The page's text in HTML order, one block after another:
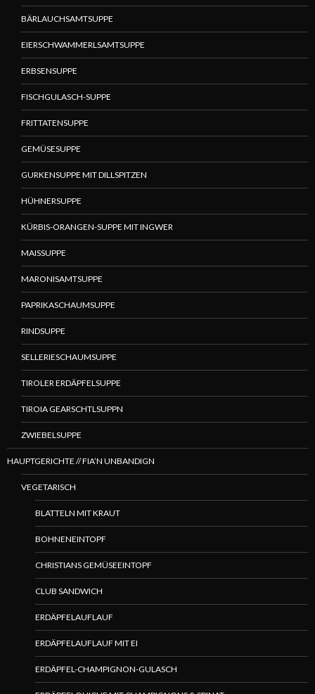
BÄRLAUCHSAMTSUPPE
EIERSCHWAMMERLSAMTSUPPE
ERBSENSUPPE
FISCHGULASCH-SUPPE
FRITTATENSUPPE
GEMÜSESUPPE
GURKENSUPPE MIT DILLSPITZEN
HÜHNERSUPPE
KÜRBIS-ORANGEN-SUPPE MIT INGWER
MAISSUPPE
MARONISAMTSUPPE
PAPRIKASCHAUMSUPPE
RINDSUPPE
SELLERIESCHAUMSUPPE
TIROLER ERDÄPFELSUPPE
TIROIA GEARSCHTLSUPPN
ZWIEBELSUPPE
HAUPTGERICHTE // FIA’N UNBANDIGN
VEGETARISCH
BLATTELN MIT KRAUT
BOHNENEINTOPF
CHRISTIANS GEMÜSEEINTOPF
CLUB SANDWICH
ERDÄPFELAUFLAUF
ERDÄPFELAUFLAUF MIT EI
ERDÄPFEL-CHAMPIGNON-GULASCH